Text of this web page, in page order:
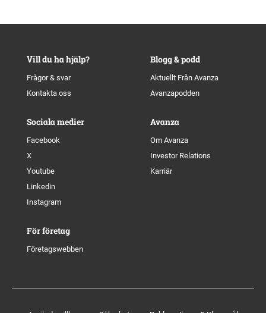
Vill du ha hjälp?
Frågor & svar
Kontakta oss
Blogg & podd
Aktuellt Från Avanza
Avanzapodden
Sociala medier
Facebook
X
Youtube
Linkedin
Instagram
Avanza
Om Avanza
Investor Relations
Karriär
För företag
Företagswebben